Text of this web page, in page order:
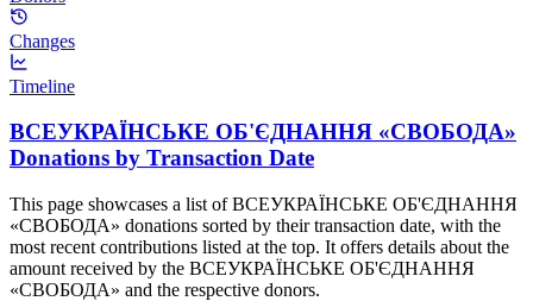
Changes
Timeline
ВСЕУКРАЇНСЬКЕ ОБ'ЄДНАННЯ «СВОБОДА»
Donations by Transaction Date
This page showcases a list of ВСЕУКРАЇНСЬКЕ ОБ'ЄДНАННЯ
«СВОБОДА» donations sorted by their transaction date, with the
most recent contributions listed at the top. It offers details about the
amount received by the ВСЕУКРАЇНСЬКЕ ОБ'ЄДНАННЯ
«СВОБОДА» and the respective donors.